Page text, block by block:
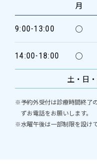
月
9:00-13:00 ○
14:00-18:00 ○
土・日
※予約外受付は診療時間終了
ずお電話をお願いします。
※水曜午後は一部制限を設け